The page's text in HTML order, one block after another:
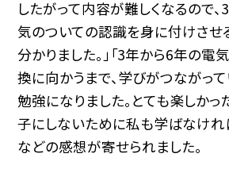
したがって内容が難しくなるので、
気のついての認識を身に付けさせ
分かりました。」「3年から6年の電
換に向かうまで、学びがつながっ
勉強になりました。とても楽しかっ
子にしないために私も学ばなけれ
などの感想が寄せられました。